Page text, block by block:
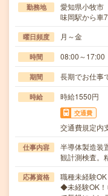
勤務地
愛知県小牧市
味岡駅から車
曜日頻度 月～金
時間 08:00～17:00
期間 長期でお仕事
時給 時給1550円
交通費
交通費規定内
仕事内容
半導体製造装
観計測検査。
応募資格
職種未経験
◆未経験OK！